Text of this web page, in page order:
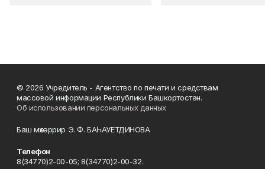
© 2026 Учредитель - Агентство по печати и средствам
массовой информации Республики Башкортостан.
Об использовании персональных данных
Баш мөхәррир Э. Ф. БАҺАУЕТДИНОВА
Телефон
8(34770)2-00-05; 8(34770)2-00-32.